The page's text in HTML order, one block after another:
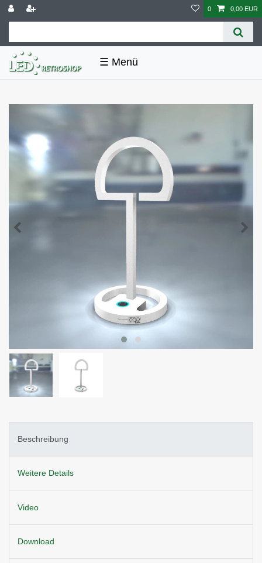
0 0,00 EUR
☰
Beschreibung
Weitere Details
Video
Download